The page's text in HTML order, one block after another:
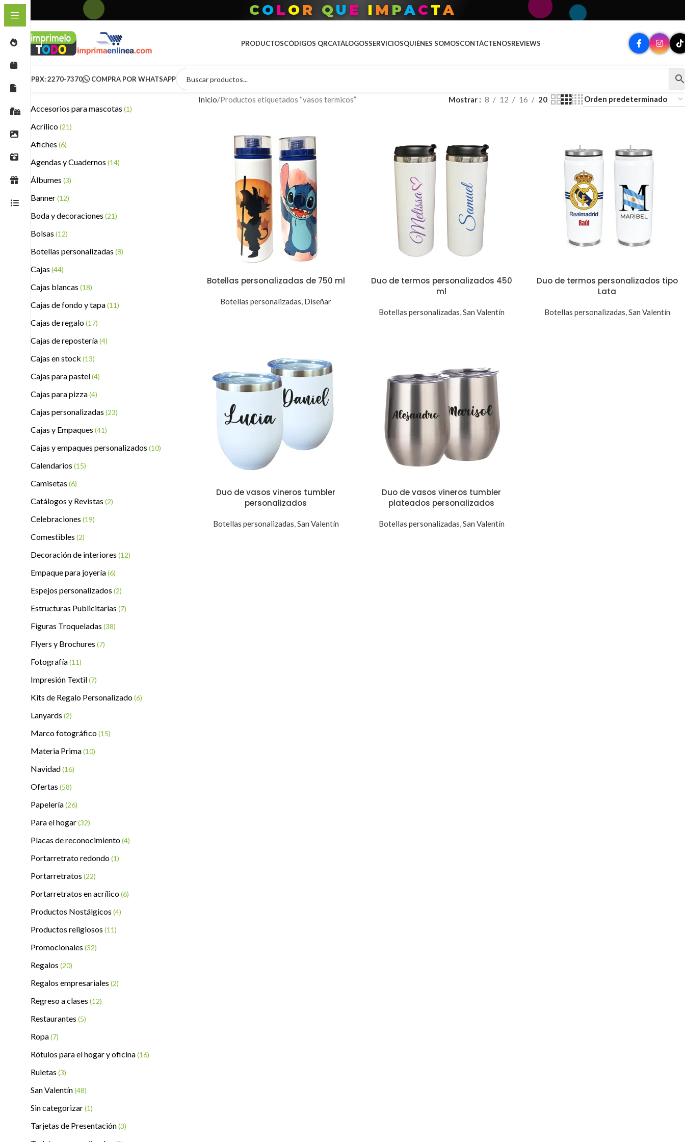
TODO P ARA T U MARCA
PRODUCTOSCÓDIGOS QRCATÁLOGOSSERVICIOSQUIÉNES SOMOSCONTÁCTENOSREVIEWS
PBX: 2270-7370 COMPRA POR WHATSAPP
Accesorios para mascotas (1)
Acrílico(21)
Afiches (6)
Agendas y Cuadernos (14)
Álbumes (3)
Banner(12)
Boda y decoraciones (21)
Bolsas (12)
Botellas personalizadas (8)
Cajas (44)
Cajas blancas (18)
Cajas de fondo y tapa(11)
Cajas de regalo(17)
Cajas de repostería(4)
Cajas en stock (13)
Cajas para pastel(4)
Cajas para pizza(4)
Cajas personalizadas (23)
Cajas y Empaques (41)
Cajas y empaques personalizados (10)
Calendarios (15)
Camisetas (6)
Catálogos y Revistas (2)
Celebraciones (19)
Comestibles (2)
Decoración de interiores (12)
Empaque para joyería(6)
Espejos personalizados (2)
Estructuras Publicitarias (7)
Figuras Troqueladas (38)
Flyers y Brochures (7)
Fotografía(11)
Impresión Textil(7)
Kits de Regalo Personalizado(6)
Lanyards (2)
Marco fotográfico(15)
Materia Prima(10)
Navidad(16)
Ofertas (58)
Papelería(26)
Para el hogar(32)
Placas de reconocimiento(4)
Portarretrato redondo(1)
Portarretratos (22)
Portarretratos en acrílico(6)
Productos Nostálgicos (4)
Productos religiosos (11)
Promocionales (32)
Regalos (20)
Regalos empresariales (2)
Regreso a clases (12)
Restaurantes (5)
Ropa(7)
Rótulos para el hogar y oficina(16)
Ruletas (3)
San Valentín(48)
Sin categorizar(1)
Tarjetas de Presentación(3)
Inicio Productos etiquetados “vasos termicos” Mostrar 8 12 16 20
Botellas personalizadas de 750 ml
Botellas personalizadas, Diseñar
Duo de termos personalizados 450
ml
Botellas personalizadas,San Valentín
Duo de termos personalizados tipo
Lata
Botellas personalizadas,San Valentín
Duo de vasos vineros tumbler
personalizados
Botellas personalizadas,San Valentín
Duo de vasos vineros tumbler
plateados personalizados
Botellas personalizadas,San Valentín